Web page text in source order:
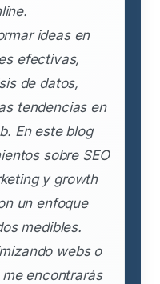
ideas en
efectivas,
de datos,
tendencias en
En este blog
sobre SEO
y growth
un enfoque
medibles.
webs o
encontrarás